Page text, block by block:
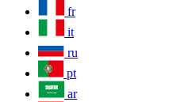
fr
it
ru
pt
ar